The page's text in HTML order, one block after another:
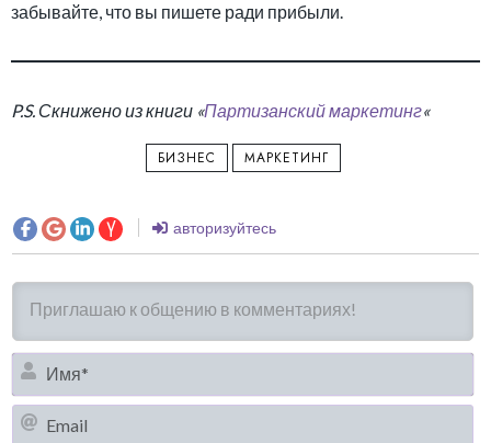
забывайте, что вы пишете ради прибыли.
P.S. Скнижено из книги «Партизанский маркетинг«
БИЗНЕС МАРКЕТИНГ
авторизуйтесь